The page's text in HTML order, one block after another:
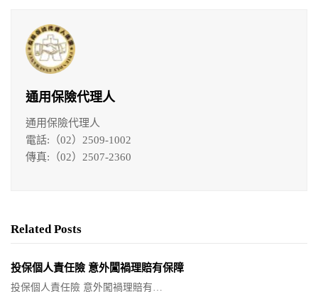
通用保險代理人
通用保險代理人
電話:（02）2509-1002
傳真:（02）2507-2360
Related Posts
投保個人責任險 意外闖禍理賠有保障
投保個人責任險 意外闖禍理賠有…